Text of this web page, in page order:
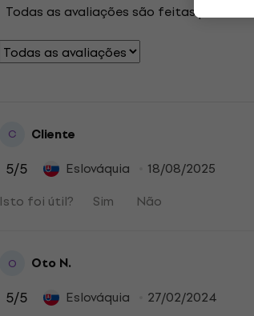
Todas as avaliações são feitas por
C Cliente
5/5 Eslováquia
18/08/2025
Isto foi útil?
Sim Não
O Oto N.
5/5 Eslováquia
27/02/2024